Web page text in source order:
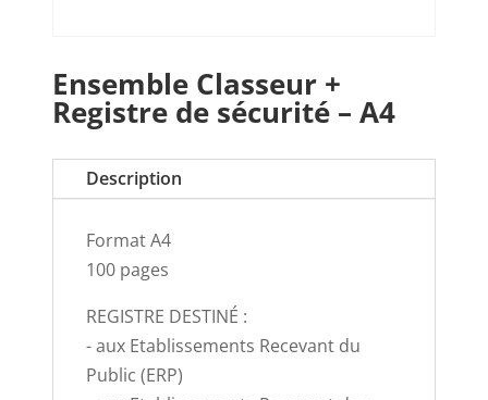
Ensemble Classeur +
Registre de sécurité – A4
Description
Format A4
100 pages
REGISTRE DESTINÉ :
- aux Etablissements Recevant du
Public (ERP)